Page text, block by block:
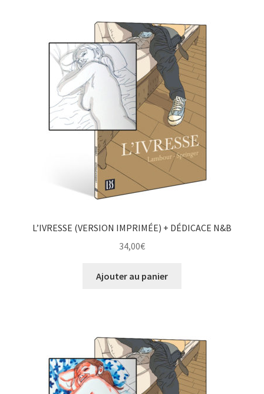
L’IVRESSE (VERSION IMPRIMÉE) + DÉDICACE N&B
34,00€
Ajouter au panier